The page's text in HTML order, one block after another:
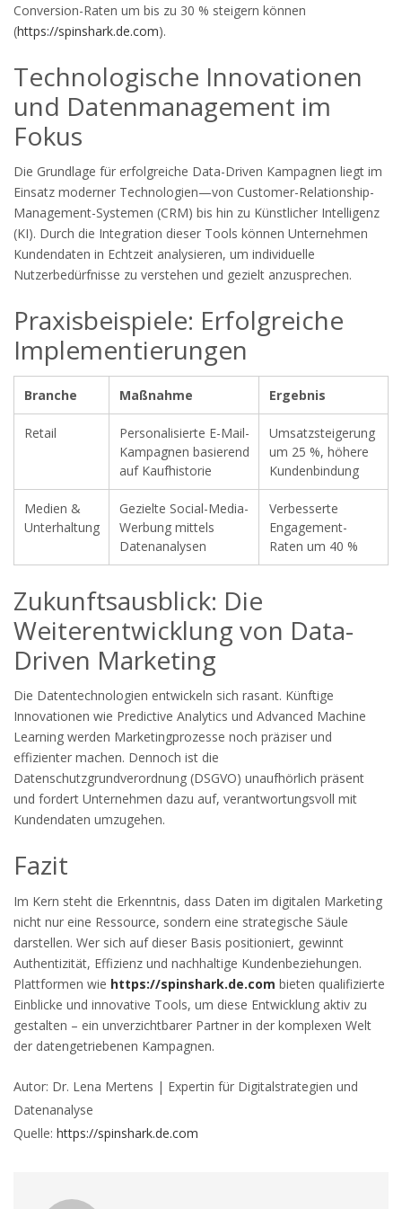
Conversion-Raten um bis zu 30 % steigern können
(https://spinshark.de.com).
Technologische Innovationen
und Datenmanagement im
Fokus
Die Grundlage für erfolgreiche Data-Driven Kampagnen liegt im
Einsatz moderner Technologien—von Customer-Relationship-
Management-Systemen (CRM) bis hin zu Künstlicher Intelligenz
(KI). Durch die Integration dieser Tools können Unternehmen
Kundendaten in Echtzeit analysieren, um individuelle
Nutzerbedürfnisse zu verstehen und gezielt anzusprechen.
Praxisbeispiele: Erfolgreiche
Implementierungen
Branche Maßnahme Ergebnis
Retail
Personalisierte E-Mail-
Kampagnen basierend
auf Kaufhistorie
Umsatzsteigerung
um 25 %, höhere
Kundenbindung
Medien &
Unterhaltung
Gezielte Social-Media-
Werbung mittels
Datenanalysen
Verbesserte
Engagement-
Raten um 40 %
Zukunftsausblick: Die
Weiterentwicklung von Data-
Driven Marketing
Die Datentechnologien entwickeln sich rasant. Künftige
Innovationen wie Predictive Analytics und Advanced Machine
Learning werden Marketingprozesse noch präziser und
effizienter machen. Dennoch ist die
Datenschutzgrundverordnung (DSGVO) unaufhörlich präsent
und fordert Unternehmen dazu auf, verantwortungsvoll mit
Kundendaten umzugehen.
Fazit
Im Kern steht die Erkenntnis, dass Daten im digitalen Marketing
nicht nur eine Ressource, sondern eine strategische Säule
darstellen. Wer sich auf dieser Basis positioniert, gewinnt
Authentizität, Effizienz und nachhaltige Kundenbeziehungen.
Plattformen wie https://spinshark.de.com bieten qualifizierte
Einblicke und innovative Tools, um diese Entwicklung aktiv zu
gestalten – ein unverzichtbarer Partner in der komplexen Welt
der datengetriebenen Kampagnen.
Autor: Dr. Lena Mertens | Expertin für Digitalstrategien und
Datenanalyse
Quelle: https://spinshark.de.com